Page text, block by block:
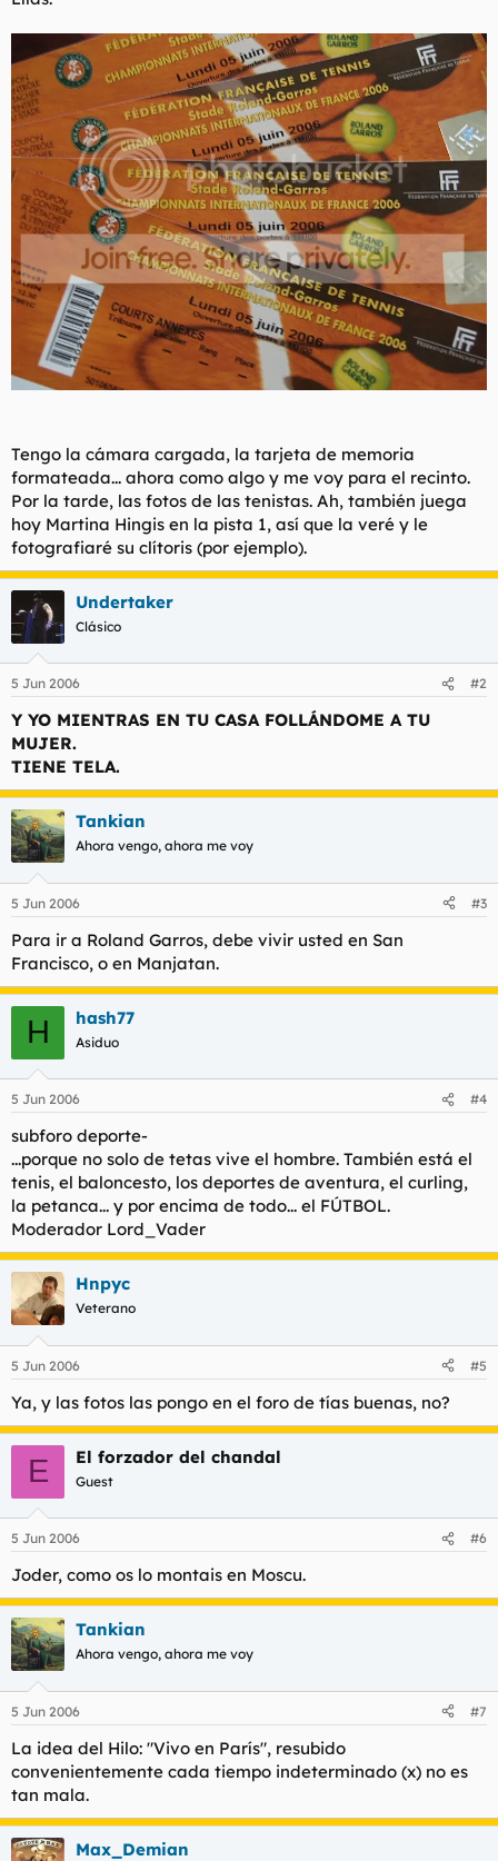
Tengo la cámara cargada, la tarjeta de memoria
formateada... ahora como algo y me voy para el recinto.
Por la tarde, las fotos de las tenistas. Ah, también juega
hoy Martina Hingis en la pista 1, así que la veré y le
fotografiaré su clítoris (por ejemplo).
Undertaker
Clásico
5 Jun 2006 #2
Y YO MIENTRAS EN TU CASA FOLLÁNDOME A TU
MUJER.
TIENE TELA.
Tankian
Ahora vengo, ahora me voy
5 Jun 2006 #3
Para ir a Roland Garros, debe vivir usted en San
Francisco, o en Manjatan.
H hash77
Asiduo
5 Jun 2006 #4
subforo deporte-
...porque no solo de tetas vive el hombre. También está el
tenis, el baloncesto, los deportes de aventura, el curling,
la petanca... y por encima de todo... el FÚTBOL.
Moderador Lord_Vader
Hnpyc
Veterano
5 Jun 2006 #5
Ya, y las fotos las pongo en el foro de tías buenas, no?
E El forzador del chandal
Guest
5 Jun 2006 #6
Joder, como os lo montais en Moscu.
Tankian
Ahora vengo, ahora me voy
5 Jun 2006 #7
La idea del Hilo: "Vivo en París", resubido
convenientemente cada tiempo indeterminado (x) no es
tan mala.
Max_Demian